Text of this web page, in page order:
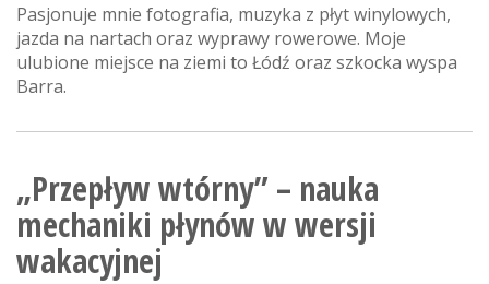
Pasjonuje mnie fotografia, muzyka z płyt winylowych,
jazda na nartach oraz wyprawy rowerowe. Moje
ulubione miejsce na ziemi to Łódź oraz szkocka wyspa
Barra.
„Przepływ wtórny” – nauka
mechaniki płynów w wersji
wakacyjnej